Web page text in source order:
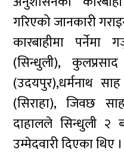
गरिएको जानकारी
कारबाहीमा पर्नेमा
(सिन्धुली),
(उदयपुर),धर्मनाथ
(सिराहा), जिवछ
दाहालले सिन्धुली
उम्मेदवारी दिएका थिए ।